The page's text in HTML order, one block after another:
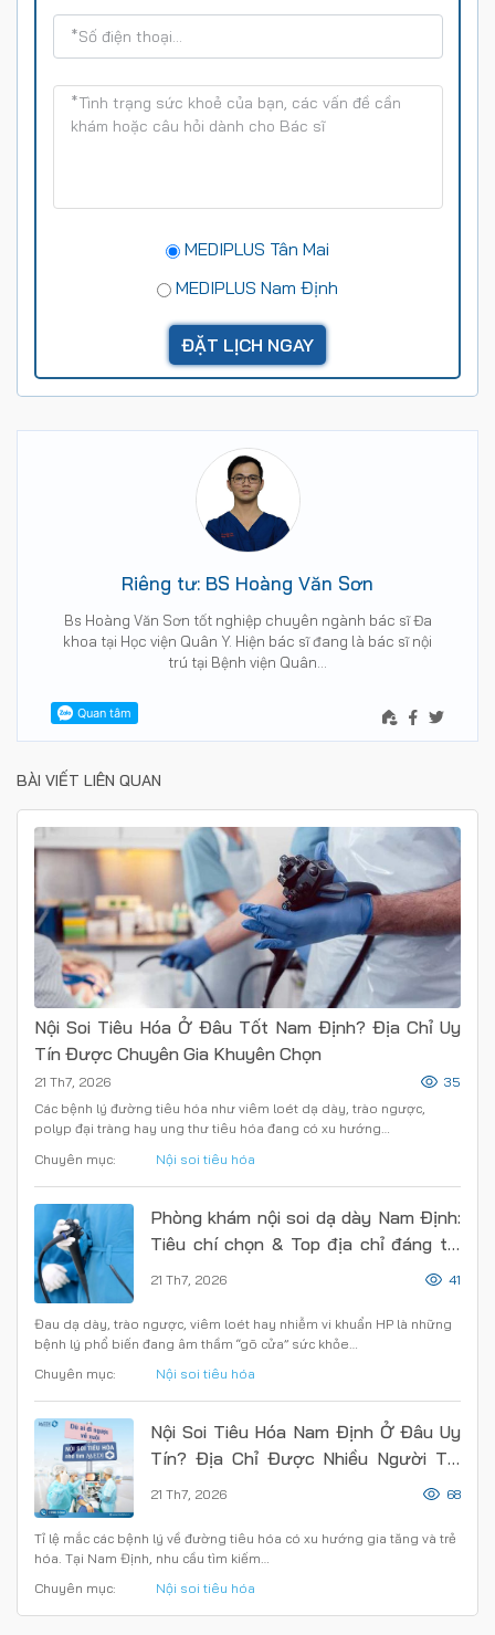
MEDIPLUS Tân Mai
MEDIPLUS Nam Định
Riêng tư: BS Hoàng Văn Sơn
Bs Hoàng Văn Sơn tốt nghiệp chuyên ngành bác sĩ Đa
khoa tại Học viện Quân Y. Hiện bác sĩ đang là bác sĩ nội
trú tại Bệnh viện Quân…
BÀI VIẾT LIÊN QUAN
Nội Soi Tiêu Hóa Ở Đâu Tốt Nam Định? Địa Chỉ Uy
Tín Được Chuyên Gia Khuyên Chọn
Các bệnh lý đường tiêu hóa như viêm loét dạ dày, trào ngược,
polyp đại tràng hay ung thư tiêu hóa đang có xu hướng…
21 Th7, 2026 35
Chuyên mục: Nội soi tiêu hóa
Phòng khám nội soi dạ dày Nam Định:
Tiêu chí chọn & Top địa chỉ đáng tin
Đau dạ dày, trào ngược, viêm loét hay nhiễm vi khuẩn HP là những
bệnh lý phổ biến đang âm thầm “gõ cửa” sức khỏe…
21 Th7, 2026 41
Chuyên mục: Nội soi tiêu hóa
Nội Soi Tiêu Hóa Nam Định Ở Đâu Uy
Tín? Địa Chỉ Được Nhiều Người Tin
Tỉ lệ mắc các bệnh lý về đường tiêu hóa có xu hướng gia tăng và trẻ
hóa. Tại Nam Định, nhu cầu tìm kiếm…
21 Th7, 2026 68
Chuyên mục: Nội soi tiêu hóa